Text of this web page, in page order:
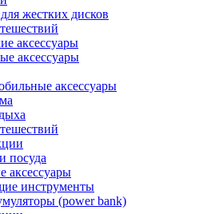
жестких дисков
аксессуары
аксессуары
аксессуары
посуда
аксессуары
инструменты
(power bank)